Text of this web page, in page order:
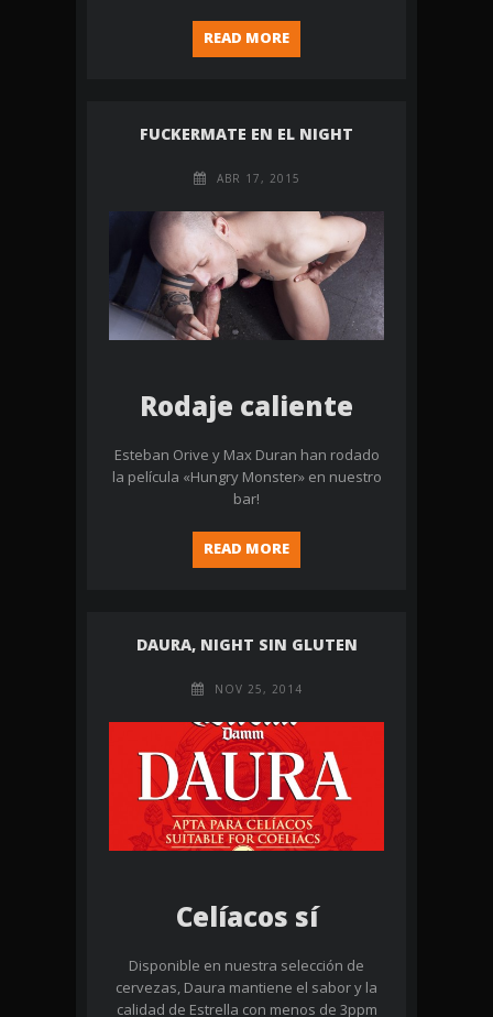
READ MORE
FUCKERMATE EN EL NIGHT
ABR 17, 2015
Rodaje caliente
Esteban Orive y Max Duran han rodado
la película «Hungry Monster» en nuestro
bar!
READ MORE
DAURA, NIGHT SIN GLUTEN
NOV 25, 2014
Celíacos sí
Disponible en nuestra selección de
cervezas, Daura mantiene el sabor y la
calidad de Estrella con menos de 3ppm